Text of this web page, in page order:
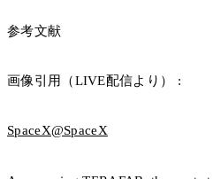
参考文献
画像引用（LIVE配信より） :
SpaceX@SpaceX